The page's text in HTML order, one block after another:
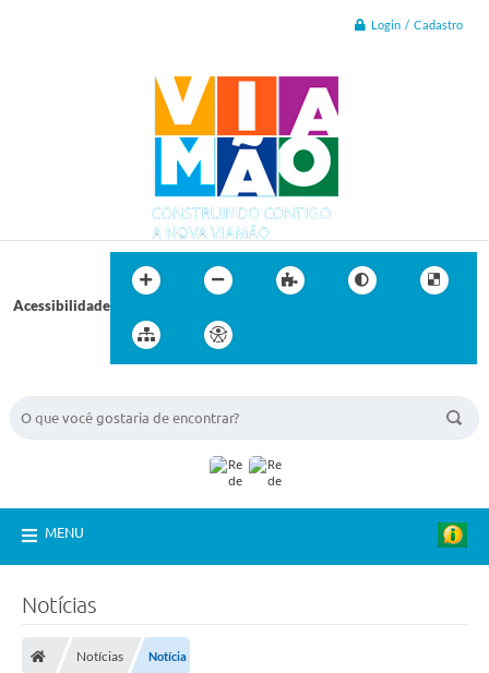
Login / Cadastro
Acessibilidade
MENU
Notícias
Notícias Notícia